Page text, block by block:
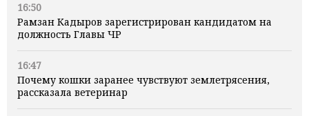
16:50
Рамзан Кадыров зарегистрирован кандидатом на
должность Главы ЧР
16:47
Почему кошки заранее чувствуют землетрясения,
рассказала ветеринар